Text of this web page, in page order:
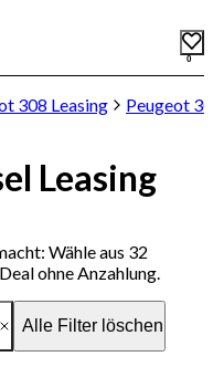
0
308 Leasing Peugeot
Leasing
Wähle aus 32
ohne Anzahlung.
Alle Filter löschen